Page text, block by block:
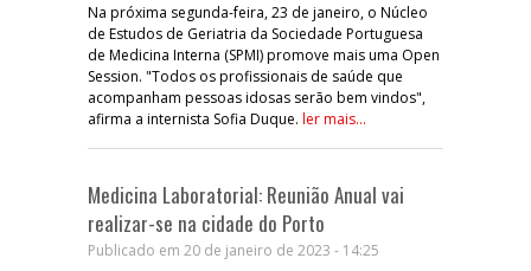
Na próxima segunda-feira, 23 de janeiro, o Núcleo
de Estudos de Geriatria da Sociedade Portuguesa
de Medicina Interna (SPMI) promove mais uma Open
Session. "Todos os profissionais de saúde que
acompanham pessoas idosas serão bem vindos",
afirma a internista Sofia Duque. ler mais...
Medicina Laboratorial: Reunião Anual vai
realizar-se na cidade do Porto
Publicado em 20 de janeiro de 2023 - 14:25